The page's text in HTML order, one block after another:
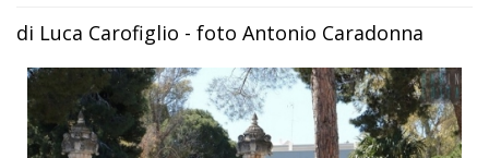
di Luca Carofiglio - foto Antonio Caradonna